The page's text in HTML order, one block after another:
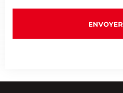
ENVOYER